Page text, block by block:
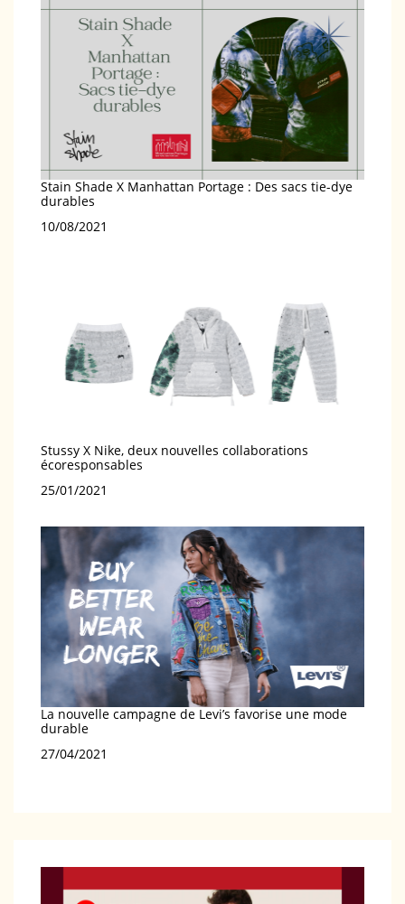
Stain Shade X Manhattan Portage : Des sacs tie-dye
durables
Date
10/08/2021
Stussy X Nike, deux nouvelles collaborations
écoresponsables
Date
25/01/2021
La nouvelle campagne de Levi’s favorise une mode
durable
Date
27/04/2021